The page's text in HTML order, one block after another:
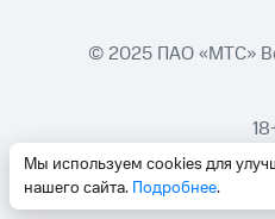
Мы используем cookies для
нашего сайта. Подробнее.
© 2025 ПАО «МТС»